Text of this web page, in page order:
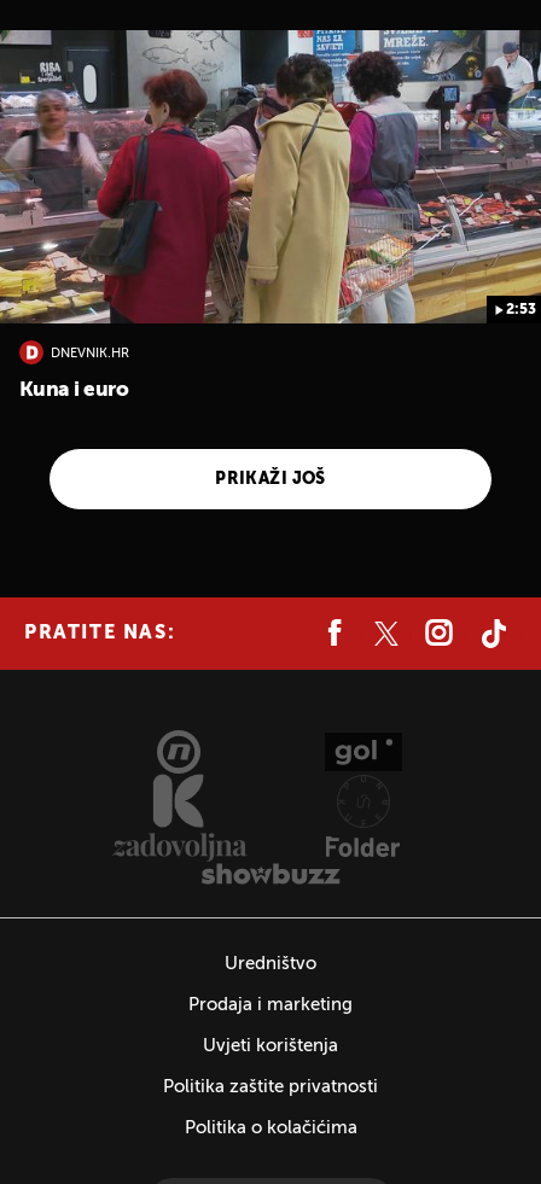
2:53
DNEVNIK.HR
Kuna i euro
PRIKAŽI JOŠ
PRATITE NAS:
Uredništvo
Prodaja i marketing
Uvjeti korištenja
Politika zaštite privatnosti
Politika o kolačićima